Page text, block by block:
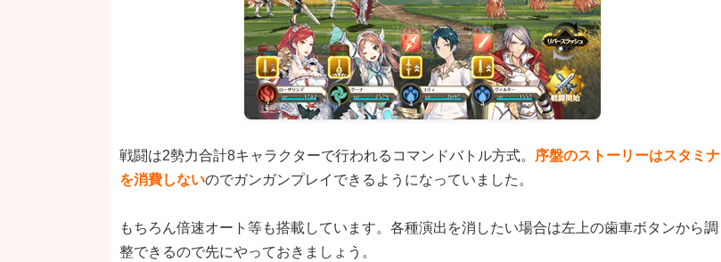
戦闘は2勢力合計8キャラクターで行われるコマンドバトル方式。
序盤のストーリーはスタミナ
を消費しないのでガンガンプレイできるようになっていました。
もちろん倍速オート等も搭載しています。各種演出を消したい場合は左上の歯車ボタンから調
整できるので先にやっておきましょう。